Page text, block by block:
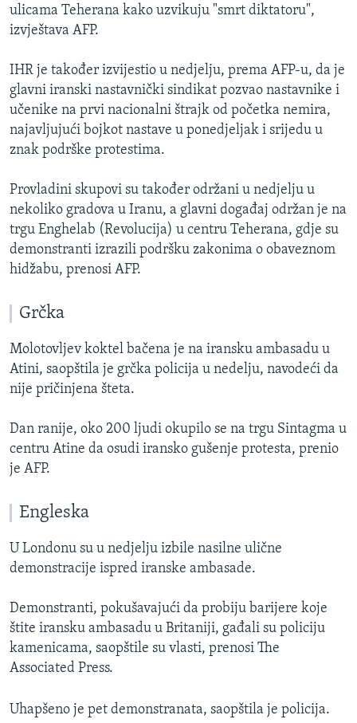
ulicama Teherana kako uzvikuju "smrt diktatoru",
izvještava AFP.
IHR je također izvijestio u nedjelju, prema AFP-u, da je
glavni iranski nastavnički sindikat pozvao nastavnike i
učenike na prvi nacionalni štrajk od početka nemira,
najavljujući bojkot nastave u ponedjeljak i srijedu u
znak podrške protestima.
Provladini skupovi su također održani u nedjelju u
nekoliko gradova u Iranu, a glavni događaj održan je na
trgu Enghelab (Revolucija) u centru Teherana, gdje su
demonstranti izrazili podršku zakonima o obaveznom
hidžabu, prenosi AFP.
Grčka
Molotovljev koktel bačena je na iransku ambasadu u
Atini, saopštila je grčka policija u nedelju, navodeći da
nije pričinjena šteta.
Dan ranije, oko 200 ljudi okupilo se na trgu Sintagma u
centru Atine da osudi iransko gušenje protesta, prenio
je AFP.
Engleska
U Londonu su u nedjelju izbile nasilne ulične
demonstracije ispred iranske ambasade.
Demonstranti, pokušavajući da probiju barijere koje
štite iransku ambasadu u Britaniji, gađali su policiju
kamenicama, saopštile su vlasti, prenosi The
Associated Press.
Uhapšeno je pet demonstranata, saopštila je policija.